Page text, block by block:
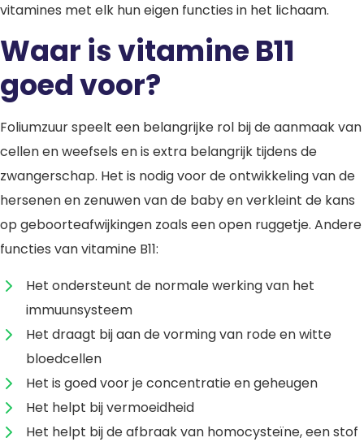
vitamines met elk hun eigen functies in het lichaam.
Waar is vitamine B11
goed voor?
Foliumzuur speelt een belangrijke rol bij de aanmaak van
cellen en weefsels en is extra belangrijk tijdens de
zwangerschap. Het is nodig voor de ontwikkeling van de
hersenen en zenuwen van de baby en verkleint de kans
op geboorteafwijkingen zoals een open ruggetje. Andere
functies van vitamine B11:
Het ondersteunt de normale werking van het
immuunsysteem
Het draagt bij aan de vorming van rode en witte
bloedcellen
Het is goed voor je concentratie en geheugen
Het helpt bij vermoeidheid
Het helpt bij de afbraak van homocysteïne, een stof